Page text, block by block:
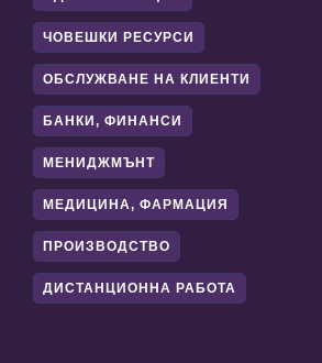
ЧОВЕШКИ РЕСУРСИ
ОБСЛУЖВАНЕ НА КЛИЕНТИ
БАНКИ, ФИНАНСИ
МЕНИДЖМЪНТ
МЕДИЦИНА, ФАРМАЦИЯ
ПРОИЗВОДСТВО
ДИСТАНЦИОННА РАБОТА